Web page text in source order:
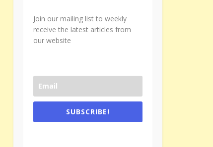
Join our mailing list to weekly
receive the latest articles from
our website
SUBSCRIBE!